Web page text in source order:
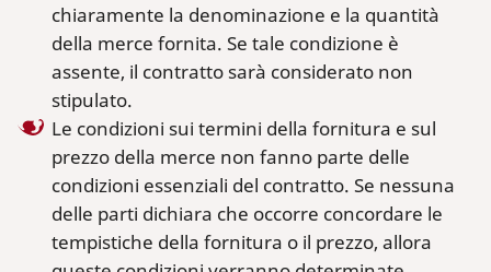
chiaramente la denominazione e la quantità
della merce fornita. Se tale condizione è
assente, il contratto sarà considerato non
stipulato.
Le condizioni sui termini della fornitura e sul
prezzo della merce non fanno parte delle
condizioni essenziali del contratto. Se nessuna
delle parti dichiara che occorre concordare le
tempistiche della fornitura o il prezzo, allora